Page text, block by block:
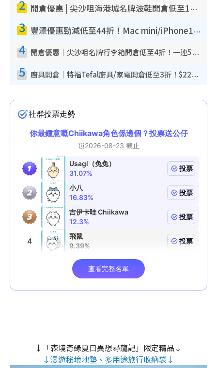
2 開倉優惠 | 尖沙咀海港城名牌波鞋開倉低至1折！On鞋$899起／Joy&Peace鞋履$98起
3 豐澤優惠勁減低至44折！Mac mini/iPhone17Pro大減價！廚房家電$220起
4 開倉優惠｜尖沙咀名牌行李箱開倉低至4折！一連5日 American Tourister/ace./Hallmark $200起！
5 廚具開倉｜特福Tefal廚具/家電開倉低至3折！$220起買平底鍋/炒鑊/湯煲！電飯煲/吸塵機/燙斗$418起
↓「森境奇緣夏日異想尋龍記」限定精品↓
↓漫遊秘境地墊、多用途旅行收納袋↓